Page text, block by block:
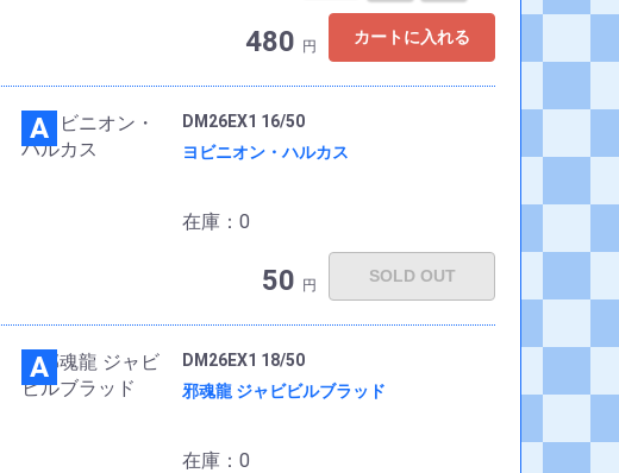
480 円 カートに入れる
A
DM26EX1 16/50
ヨビニオン・ハルカス
在庫：0
50 円 SOLD OUT
A
DM26EX1 18/50
邪魂龍 ジャビビルブラッド
在庫：0